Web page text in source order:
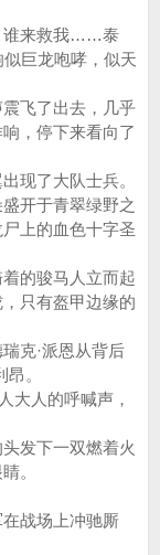
谁来救我……泰
巨龙咆哮，似天
飞了出去，几乎
，停下来看向了
现了大队士兵。
开于青翠绿野之
上的血色十字圣
的骏马人立而起
只有盔甲边缘的
克·派恩从背后
。
人的呼喊声，
发下一双燃着火
。
战场上冲驰厮